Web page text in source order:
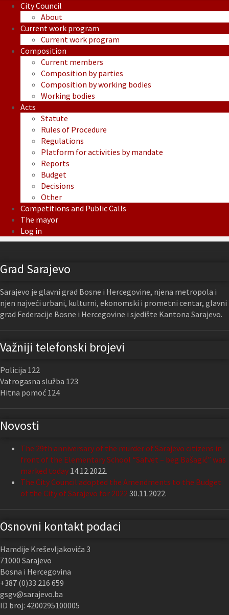
City Council
About
Current work program
Current work program
Composition
Current members
Composition by parties
Composition by working bodies
Working bodies
Acts
Statute
Rules of Procedure
Regulations
Platform for activities by mandate
Reports
Budget
Decisions
Other
Competitions and Public Calls
The mayor
Log in
Grad Sarajevo
Sarajevo je glavni grad Bosne i Hercegovine, njena metropola i
njen najveći urbani, kulturni, ekonomski i prometni centar, glavni
grad Federacije Bosne i Hercegovine i sjedište Kantona Sarajevo.
Važniji telefonski brojevi
Policija 122
Vatrogasna služba 123
Hitna pomoć 124
Novosti
The 29th anniversary of the murder of Sarajevo citizens in
front of the Elementary School “Safvet – beg Bašagić” was
marked today 14.12.2022.
The City Council adopted the Amendments to the Budget
of the City of Sarajevo for 202230.11.2022.
Osnovni kontakt podaci
Hamdije Kreševljakovića 3
71000 Sarajevo
Bosna i Hercegovina
+387 (0)33 216 659
gsgv@sarajevo.ba
ID broj: 4200295100005